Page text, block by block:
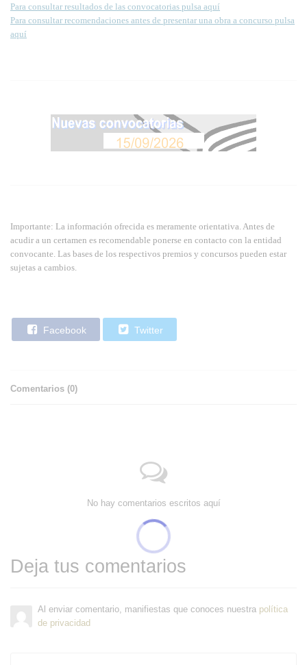
Para consultar resultados de las convocatorias pulsa aquí
Para consultar recomendaciones antes de presentar una obra a concurso pulsa
aquí
Importante: La información ofrecida es meramente orientativa. Antes de
acudir a un certamen es recomendable ponerse en contacto con la entidad
convocante. Las bases de los respectivos premios y concursos pueden estar
sujetas a cambios.
Facebook Twitter
Comentarios (0)
No hay comentarios escritos aquí
Deja tus comentarios
Al enviar comentario, manifiestas que conoces nuestra política
de privacidad